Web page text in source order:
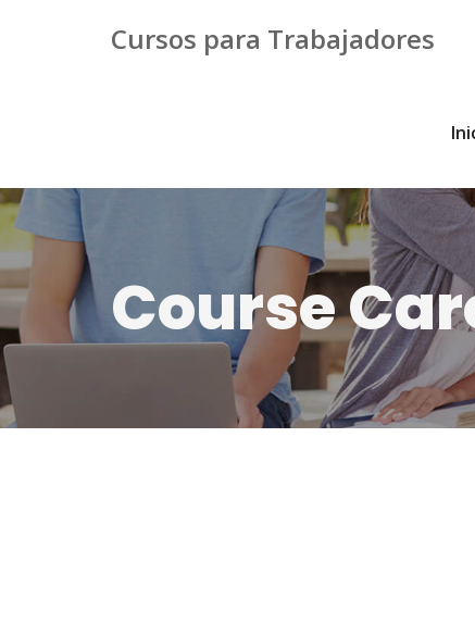
Cursos para Trabajadores
Course